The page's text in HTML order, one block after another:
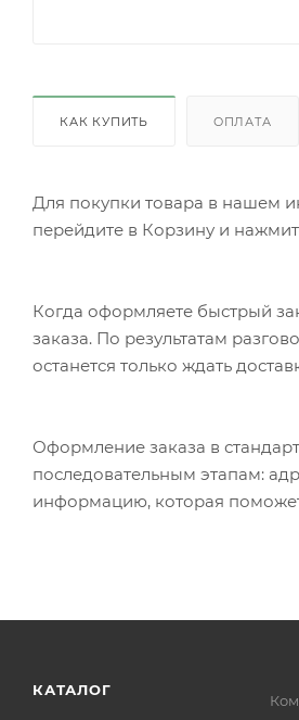
КАК КУПИТЬ ОПЛАТА
Для покупки товара в нашем
перейдите в Корзину и
Когда оформляете быстрый
заказа. По результатам
останется только ждать
Оформление заказа в
последовательным этапам:
информацию, которая
КАТАЛОГ